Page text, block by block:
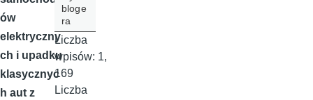
ów
elektryczny
ch i upadku
klasycznyc
h aut z
bloge
ra
Liczba
wpisów: 1,
169
Liczba